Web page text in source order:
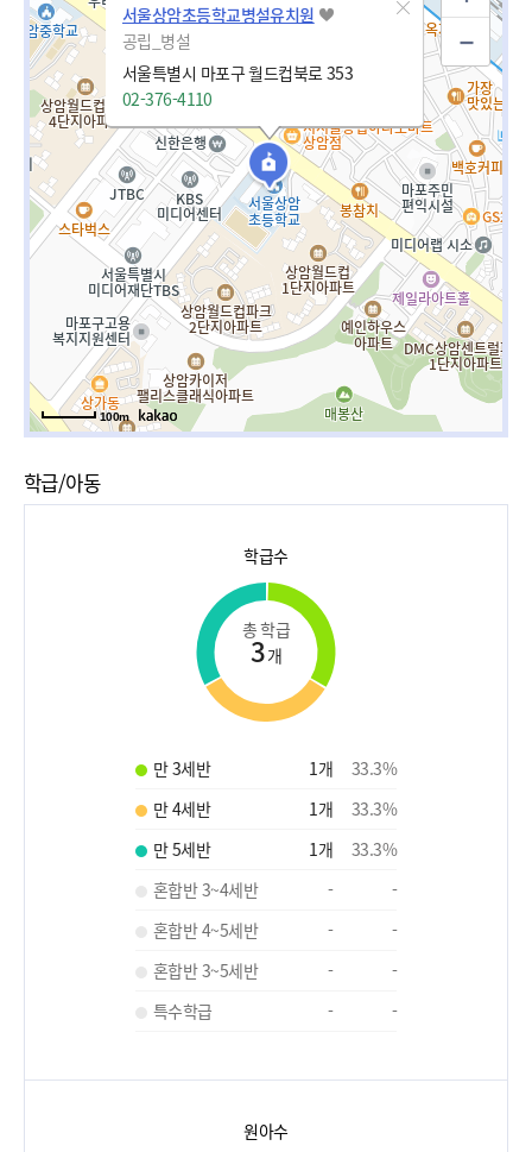
서울상암초등학교병설유치원
공립_병설
서울특별시 마포구 월드컵북로 353
02-376-4110
100m
학급/아동
학급수
총 학급
3개
만 3세반 1개 33.3%
만 4세반
1개 33.3%
만 5세반
1개 33.3%
혼합반 3~4세반
-
-
혼합반 4~5세반
-
-
혼합반 3~5세반
-
-
특수학급
- -
원아수